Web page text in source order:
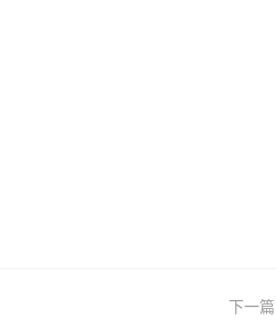
下一篇